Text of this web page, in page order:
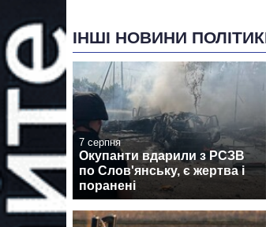
ІНШІ НОВИНИ
7 серпня
Окупанти вдарили з РСЗВ
по Слов'янську, є жертва і
поранені